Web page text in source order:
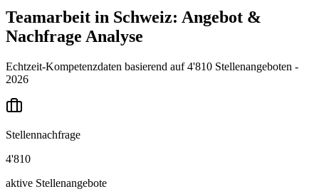
Teamarbeit in Schweiz: Angebot &
Nachfrage Analyse
Echtzeit-Kompetenzdaten basierend auf 4'810 Stellenangeboten -
2026
Stellennachfrage
4'810
aktive Stellenangebote